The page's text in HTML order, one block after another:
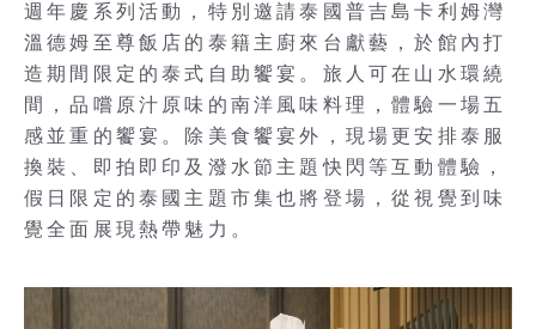
週年慶系列活動，特別邀請泰國普吉島卡利姆灣
溫德姆至尊飯店的泰籍主廚來台獻藝，於館內打
造期間限定的泰式自助饗宴。旅人可在山水環繞
間，品嚐原汁原味的南洋風味料理，體驗一場五
感並重的饗宴。除美食饗宴外，現場更安排泰服
換裝、即拍即印及潑水節主題快閃等互動體驗，
假日限定的泰國主題市集也將登場，從視覺到味
覺全面展現熱帶魅力。